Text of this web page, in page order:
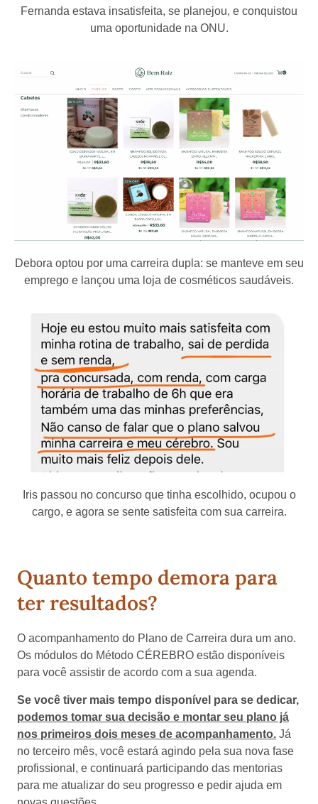
Fernanda estava insatisfeita, se planejou, e conquistou
uma oportunidade na ONU.
Debora optou por uma carreira dupla: se manteve em seu
emprego e lançou uma loja de cosméticos saudáveis.
Iris passou no concurso que tinha escolhido, ocupou o
cargo, e agora se sente satisfeita com sua carreira.
Quanto tempo demora para
ter resultados?
O acompanhamento do Plano de Carreira dura um ano.
Os módulos do Método CÉREBRO estão disponíveis
para você assistir de acordo com a sua agenda.
Se você tiver mais tempo disponível para se dedicar,
podemos tomar sua decisão e montar seu plano já
nos primeiros dois meses de acompanhamento. Já
no terceiro mês, você estará agindo pela sua nova fase
profissional, e continuará participando das mentorias
para me atualizar do seu progresso e pedir ajuda em